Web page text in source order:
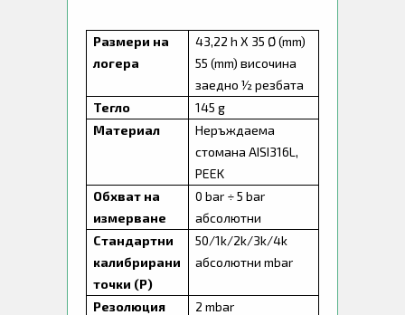
Размери на
логера
43,22 h X 35 Ø (mm)
55 (mm) височина
заедно ½ резбата
Тегло
145 g
Материал
Неръждаема
стомана AISI316L,
PEEK
Обхват на
измерване
0 bar ÷ 5 bar
абсолютни
Стандартни
калибрирани
точки (Р)
50/1k/2k/3k/4k
абсолютни mbar
Резолюция
2 mbar